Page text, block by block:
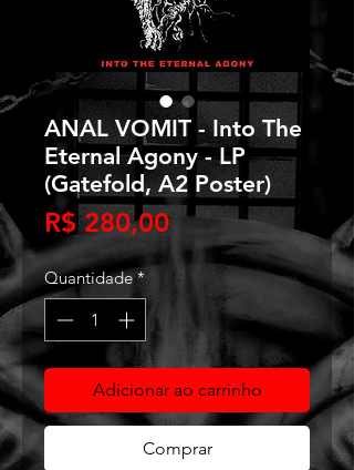
ANAL VOMIT - Into The
Eternal Agony - LP
(Gatefold, A2 Poster)
R$ 280,00Preço
Quantidade *
Adicionar ao carrinho
Comprar